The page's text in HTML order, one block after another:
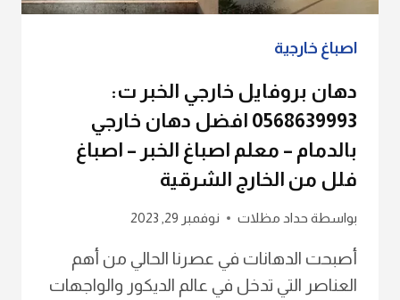
اصباغ خارجية
دهان بروفايل خارجي الخبر ت:
0568639993 افضل دهان خارجي
بالدمام – معلم اصباغ الخبر – اصباغ
فلل من الخارج الشرقية
بواسطة حداد مظلات نوفمبر 29, 2023
أصبحت الدهانات في عصرنا الحالي من أهم
العناصر التي تدخل في عالم الديكور والواجهات